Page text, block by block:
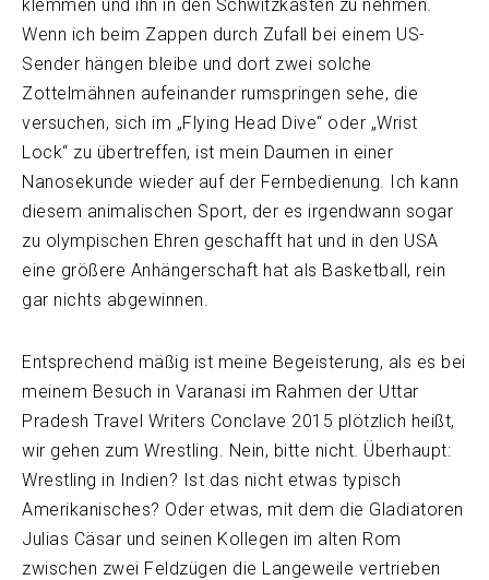
klemmen und ihn in den Schwitzkasten zu nehmen.
Wenn ich beim Zappen durch Zufall bei einem US-
Sender hängen bleibe und dort zwei solche
Zottelmähnen aufeinander rumspringen sehe, die
versuchen, sich im „Flying Head Dive“ oder „Wrist
Lock“ zu übertreffen, ist mein Daumen in einer
Nanosekunde wieder auf der Fernbedienung. Ich kann
diesem animalischen Sport, der es irgendwann sogar
zu olympischen Ehren geschafft hat und in den USA
eine größere Anhängerschaft hat als Basketball, rein
gar nichts abgewinnen.
Entsprechend mäßig ist meine Begeisterung, als es bei
meinem Besuch in Varanasi im Rahmen der Uttar
Pradesh Travel Writers Conclave 2015 plötzlich heißt,
wir gehen zum Wrestling. Nein, bitte nicht. Überhaupt:
Wrestling in Indien? Ist das nicht etwas typisch
Amerikanisches? Oder etwas, mit dem die Gladiatoren
Julias Cäsar und seinen Kollegen im alten Rom
zwischen zwei Feldzügen die Langeweile vertrieben